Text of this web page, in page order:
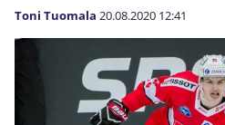
Toni Tuomala 20.08.2020 12:41